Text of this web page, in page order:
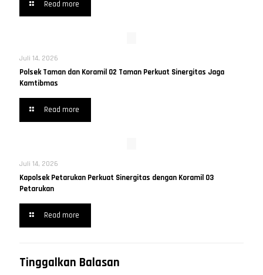
Read more
Juli 14, 2026
Polsek Taman dan Koramil 02 Taman Perkuat Sinergitas Jaga
Kamtibmas
Read more
Juli 14, 2026
Kapolsek Petarukan Perkuat Sinergitas dengan Koramil 03
Petarukan
Read more
Tinggalkan Balasan